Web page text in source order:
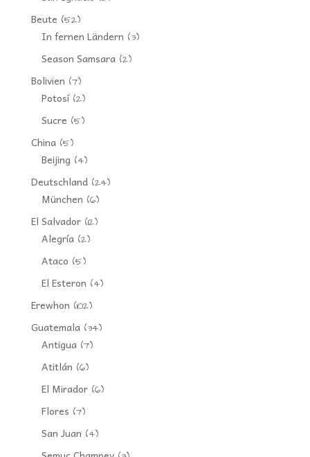
Beute (52)
In fernen Ländern (3)
Season Samsara(2)
Bolivien (7)
Potosí(2)
Sucre (5)
China(5)
Beijing (4)
Deutschland(24)
München (6)
El Salvador(12)
Alegría(2)
Ataco (5)
El Esteron (4)
Erewhon (102)
Guatemala(34)
Antigua(7)
Atitlán (6)
El Mirador(6)
Flores (7)
San Juan (4)